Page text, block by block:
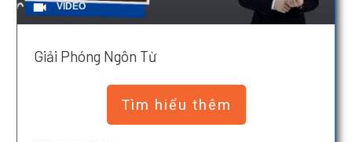
VIDEO
Giải Phóng Ngôn Từ
Tìm hiểu thêm